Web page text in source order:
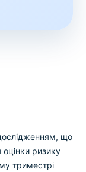
що
ризику
триместрі